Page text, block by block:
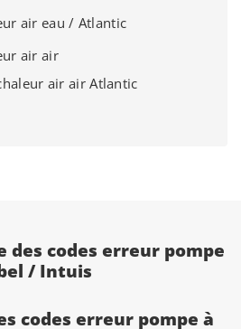
air eau / Atlantic
air air
air air Atlantic
des codes erreur pompe
/ Intuis
codes erreur pompe à